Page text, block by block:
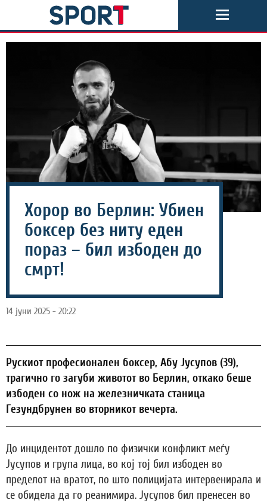
Хорор во Берлин: Убиен
боксер без ниту еден
пораз – бил избоден до
смрт!
14 јуни 2025 - 20:22
Рускиот професионален боксер, Абу Јусупов (39),
трагично го загуби животот во Берлин, откако беше
избоден со нож на железничката станица
Гезундбрунен во вторникот вечерта.
До инцидентот дошло по физички конфликт меѓу
Јусупов и група лица, во кој тој бил избоден во
пределот на вратот, по што полицијата интервенирала и
се обидела да го реанимира. Јусупов бил пренесен во